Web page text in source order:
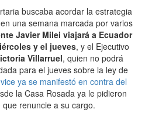
buscaba acordar la estrategia
una semana marcada por varios
Javier Milei viajará a Ecuador
y el jueves, y el Ejecutivo
Villarruel, quien no podrá
para el jueves sobre la ley de
ya se manifestó en contra del
la Casa Rosada ya le pidieron
renuncie a su cargo.